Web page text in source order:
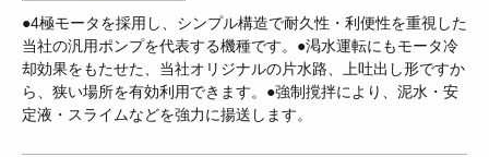
●4極モータを採用し、シンプル構造で耐久性・利便性を重視した
当社の汎用ポンプを代表する機種です。●渇水運転にもモータ冷
却効果をもたせた、当社オリジナルの片水路、上吐出し形ですか
ら、狭い場所を有効利用できます。●強制撹拌により、泥水・安
定液・スライムなどを強力に揚送します。